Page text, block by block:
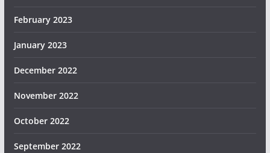
February 2023
January 2023
December 2022
November 2022
October 2022
September 2022